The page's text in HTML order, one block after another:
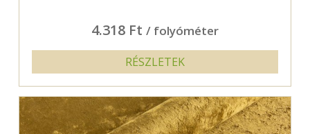
4.318 Ft / folyóméter
RÉSZLETEK